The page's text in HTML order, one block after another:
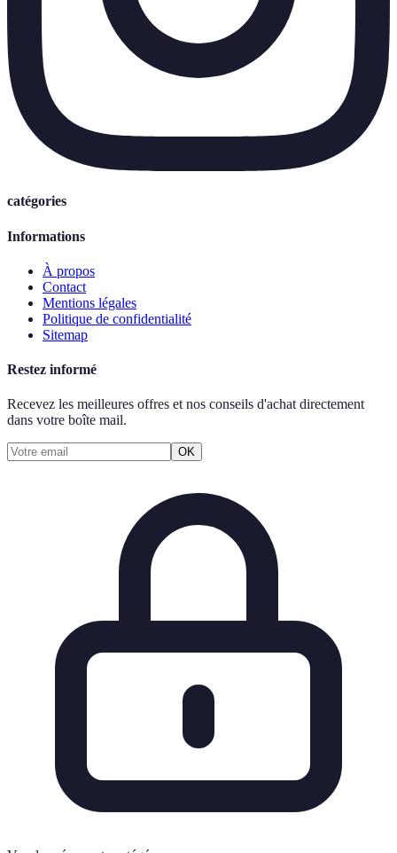
catégories
Informations
À propos
Contact
Mentions légales
Politique de confidentialité
Sitemap
Restez informé
Recevez les meilleures offres et nos conseils d'achat directement
dans votre boîte mail.
OK